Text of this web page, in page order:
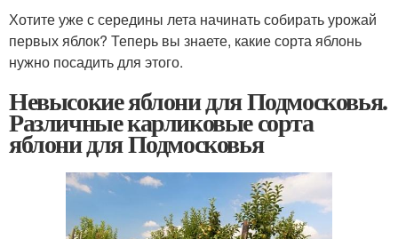
Хотите уже с середины лета начинать собирать урожай
первых яблок? Теперь вы знаете, какие сорта яблонь
нужно посадить для этого.
Невысокие яблони для Подмосковья.
Различные карликовые сорта
яблони для Подмосковья